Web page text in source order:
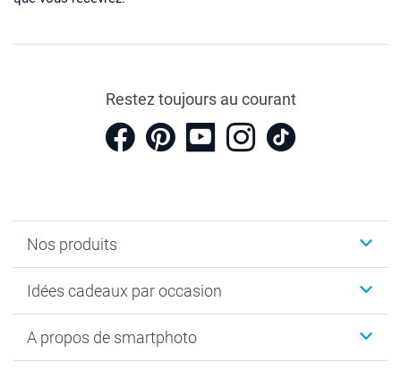
Restez toujours au courant
Nos produits
Calendrier photo & Agenda photo
Tirage photo & agrandissement
Idées cadeaux par occasion
Anniversaire
A propos de smartphoto